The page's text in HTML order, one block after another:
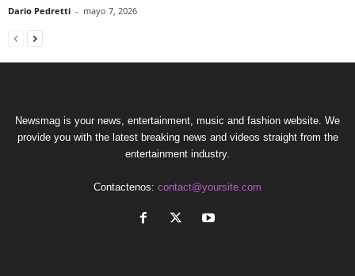
Dario Pedretti - mayo 7, 2026
Newsmag is your news, entertainment, music and fashion website. We
provide you with the latest breaking news and videos straight from the
entertainment industry.
Contactenos: contact@yoursite.com